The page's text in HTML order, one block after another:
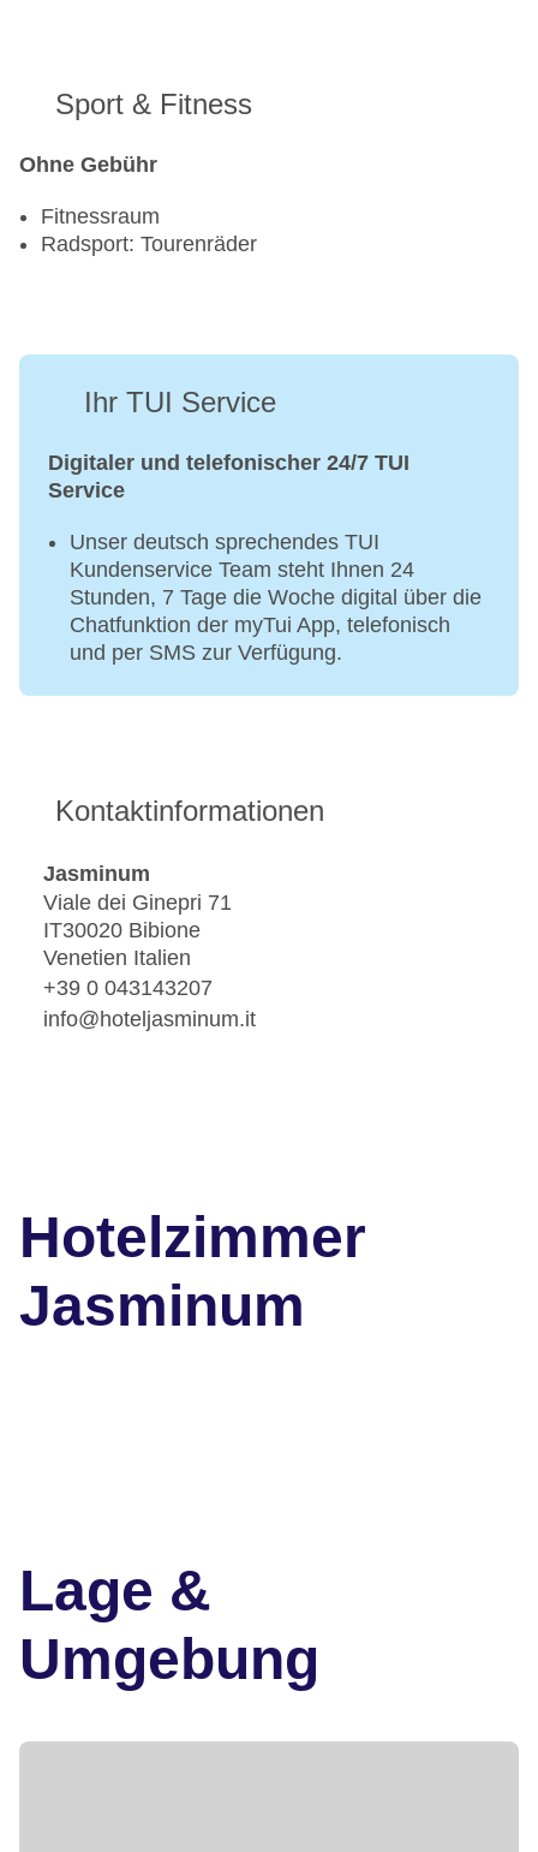
Sport & Fitness
Ohne Gebühr
Fitnessraum
Radsport: Tourenräder
Ihr TUI Service
Digitaler und telefonischer 24/7 TUI
Service
Unser deutsch sprechendes TUI
Kundenservice Team steht Ihnen 24
Stunden, 7 Tage die Woche digital über die
Chatfunktion der myTui App, telefonisch
und per SMS zur Verfügung.
Kontaktinformationen
Jasminum
Viale dei Ginepri 71
IT30020 Bibione
Venetien Italien
+39 0 043143207
info@hoteljasminum.it
Hotelzimmer
Jasminum
Lage &
Umgebung